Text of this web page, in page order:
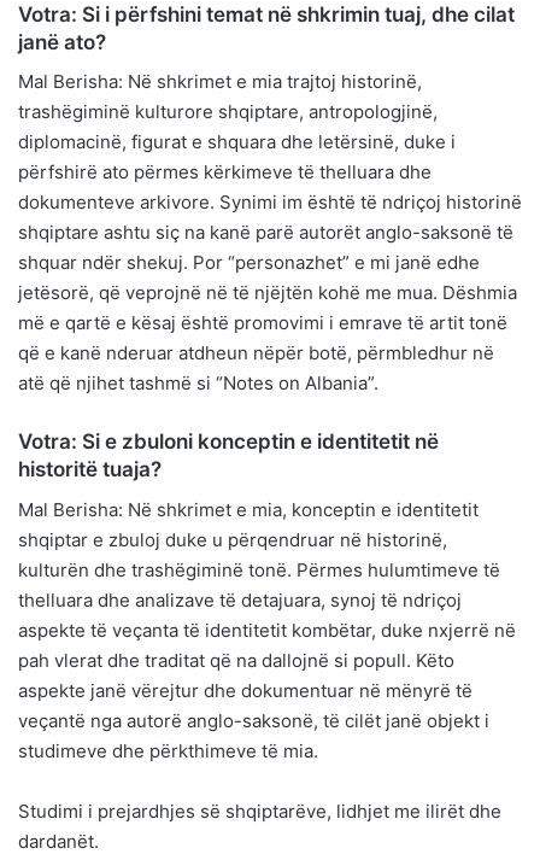
Votra: Si i përfshini temat në shkrimin tuaj, dhe cilat
janë ato?
Mal Berisha: Në shkrimet e mia trajtoj historinë,
trashëgiminë kulturore shqiptare, antropologjinë,
diplomacinë, figurat e shquara dhe letërsinë, duke i
përfshirë ato përmes kërkimeve të thelluara dhe
dokumenteve arkivore. Synimi im është të ndriçoj historinë
shqiptare ashtu siç na kanë parë autorët anglo-saksonë të
shquar ndër shekuj. Por “personazhet” e mi janë edhe
jetësorë, që veprojnë në të njëjtën kohë me mua. Dëshmia
më e qartë e kësaj është promovimi i emrave të artit tonë
që e kanë nderuar atdheun nëpër botë, përmbledhur në
atë që njihet tashmë si “Notes on Albania”.
Votra: Si e zbuloni konceptin e identitetit në
historitë tuaja?
Mal Berisha: Në shkrimet e mia, konceptin e identitetit
shqiptar e zbuloj duke u përqendruar në historinë,
kulturën dhe trashëgiminë tonë. Përmes hulumtimeve të
thelluara dhe analizave të detajuara, synoj të ndriçoj
aspekte të veçanta të identitetit kombëtar, duke nxjerrë në
pah vlerat dhe traditat që na dallojnë si popull. Këto
aspekte janë vërejtur dhe dokumentuar në mënyrë të
veçantë nga autorë anglo-saksonë, të cilët janë objekt i
studimeve dhe përkthimeve të mia.
Studimi i prejardhjes së shqiptarëve, lidhjet me ilirët dhe
dardanët.